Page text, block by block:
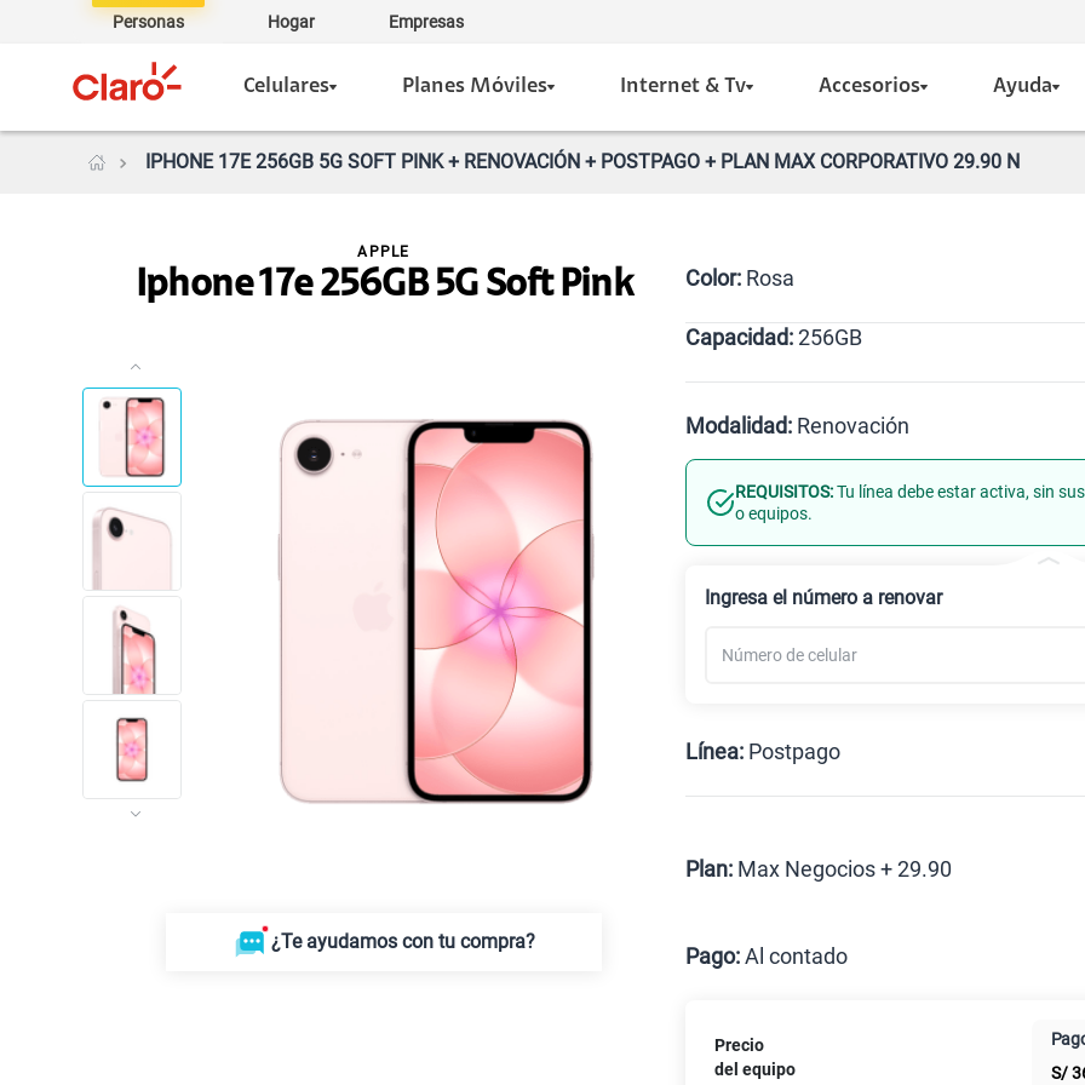
Personas Hogar Empresas
Celulares Planes Móviles Internet & Tv Accesorios Ayuda
IPHONE 17E 256GB 5G SOFT PINK + RENOVACIÓN + POSTPAGO + PLAN MAX CORPORATIVO 29.90 N
Iphone 17e 256GB 5G Soft Pink
APPLE
¿Te ayudamos con tu compra?
Color: Rosa
Capacidad:256GB
Modalidad: Renovación
Línea Nueva Portabilidad
REQUISITOS:Tu línea debe estar activa, sin
o equipos.
Ingresa el número a renovar
Línea: Postpago
Plan: Max Negocios + 29.90
Paga solo
Pago:Al contado
Cuotas
Precio
del equipo
S/